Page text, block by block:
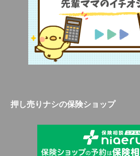
押し売りナシの保険ショップ